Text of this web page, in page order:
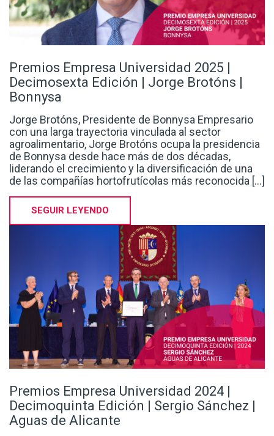
Premios Empresa Universidad 2025 |
Decimosexta Edición | Jorge Brotóns |
Bonnysa
Jorge Brotóns, Presidente de Bonnysa Empresario
con una larga trayectoria vinculada al sector
agroalimentario, Jorge Brotóns ocupa la presidencia
de Bonnysa desde hace más de dos décadas,
liderando el crecimiento y la diversificación de una
de las compañías hortofrutícolas más reconocida [...]
SEGUIR LEYENDO
Premios Empresa Universidad 2024 |
Decimoquinta Edición | Sergio Sánchez |
Aguas de Alicante